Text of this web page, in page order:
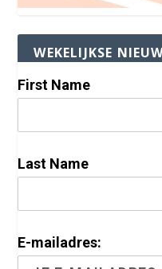
WEKELIJKSE
First Name
Last Name
E-mailadres: